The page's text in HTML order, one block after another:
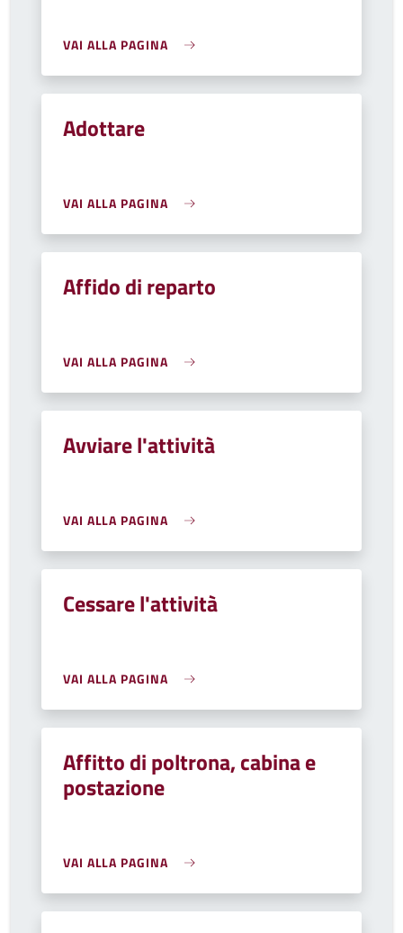
VAI ALLA PAGINA
Adottare
VAI ALLA PAGINA
Affido di reparto
VAI ALLA PAGINA
Avviare l'attività
VAI ALLA PAGINA
Cessare l'attività
VAI ALLA PAGINA
Affitto di poltrona, cabina e
postazione
VAI ALLA PAGINA